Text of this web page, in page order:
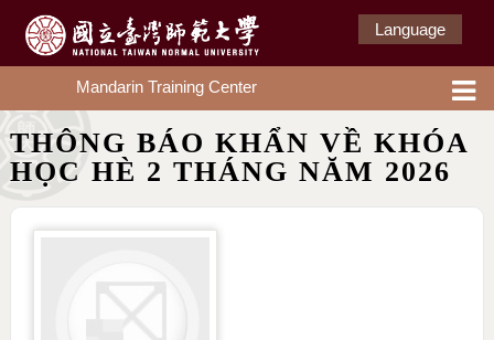
Language
Mandarin Training Center
THÔNG BÁO KHẨN VỀ KHÓA
HỌC HÈ 2 THÁNG NĂM 2026